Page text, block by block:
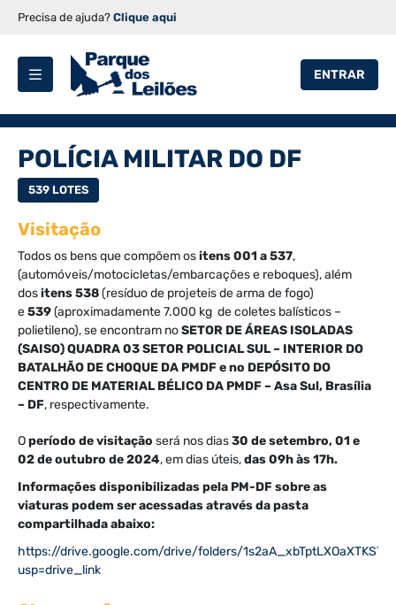
Precisa de ajuda? Clique aqui
ENTRAR
POLÍCIA MILITAR DO DF
539 LOTES
Visitação
Todos os bens que compõem ositens 001 a 537,
(automóveis/motocicletas/embarcações e reboques), além
dositens 538(resíduo de projeteis de arma de fogo)
e539(aproximadamente 7.000 kg de coletes balísticos –
polietileno), se encontram noSETOR DE ÁREAS ISOLADAS
(SAISO) QUADRA 03 SETOR POLICIAL SUL – INTERIOR DO
BATALHÃO DE CHOQUE DA PMDF e no DEPÓSITO DO
CENTRO DE MATERIAL BÉLICO DA PMDF – Asa Sul, Brasília
– DF, respectivamente.
Operíodo de visitação será nos dias30 de setembro, 01 e
02 de outubro de 2024, em dias úteis,das 09h às 17h.
Informações disponibilizadas pela PM-DF sobre as
viaturas podem ser acessadas através da pasta
compartilhada abaixo:
https://drive.google.com/drive/folders/
usp=drive_link